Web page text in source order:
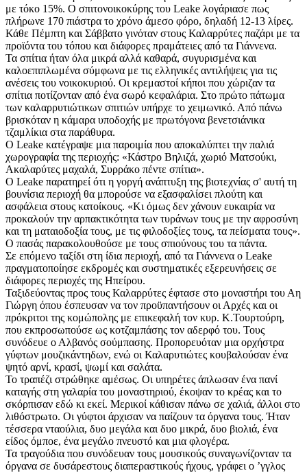
με τόκο 15%. Ο σπιτονοικοκύρης του Leake λογάριασε πως
πλήρωνε 170 πιάστρα το χρόνο άμεσο φόρο, δηλαδή 12-13 λίρες.
Κάθε Πέμπτη και Σάββατο γινόταν στους Καλαρρύτες παζάρι με τα
προϊόντα του τόπου και διάφορες πραμάτειες από τα Γιάννενα.
Τα σπίτια ήταν όλα μικρά αλλά καθαρά, συγυρισμένα και
καλοεπιπλωμένα σύμφωνα με τις ελληνικές αντιλήψεις για τις
ανέσεις του νοικοκυριού. Οι κρεμαστοί κήποι που χώριζαν τα
σπίτια ποτίζονταν από ένα σωρό κεφαλάρια. Στο πρώτο πάτωμα
των καλαρρυτιώτικων σπιτιών υπήρχε το χειμωνικό. Από πάνω
βρισκόταν η κάμαρα υποδοχής με πρωτόγονα βενετσιάνικα
τζαμλίκια στα παράθυρα.
Ο Leake κατέγραψε μια παροιμία που αποκαλύπτει την παλιά
χωρογραφία της περιοχής: «Κάστρο Βηλιζά, χωριό Ματσούκι,
Ακαλαρύτες μαχαλά, Συρράκο πέντε σπίτια».
Ο Leake παρατηρεί ότι η γοργή ανάπτυξη της βιοτεχνίας σ' αυτή τη
βουνίσια περιοχή θα μπορούσε να εξασφαλίσει πλούτη και
ασφάλεια στους κατοίκους. «Κι όμως δεν χάνουν ευκαιρία να
προκαλούν την αρπακτικότητα των τυράνων τους με την αφροσύνη
και τη ματαιοδοξία τους, με τις φιλοδοξίες τους, τα πείσματα τους».
Ο πασάς παρακολουθούσε με τους σπιούνους του τα πάντα.
Σε επόμενο ταξίδι στη ίδια περιοχή, από τα Γιάννενα ο Leake
πραγματοποίησε εκδρομές και συστηματικές εξερευνήσεις σε
διάφορες περιοχές της Ηπείρου.
Ταξιδεύοντας προς τους Καλαρρύτες έφτασε στο μοναστήρι του Αη
Γιώργη όπου έσπευσαν να τον προϋπαντήσουν οι Αρχές και οι
πρόκριτοι της κομώπολης με επικεφαλή τον κυρ. Κ.Τουρτούρη,
που εκπροσωπούσε ως κοτζαμπάσης τον αδερφό του. Τους
συνόδευε ο Αλβανός σούμπασης. Προπορευόταν μια ορχήστρα
γύφτων μουζικάντηδων, ενώ οι Καλαρυτιώτες κουβαλούσαν ένα
ψητό αρνί, κρασί, ψωμί και σαλάτα.
Το τραπέζι στρώθηκε αμέσως. Οι υπηρέτες άπλωσαν ένα πανί
καταγής στη γαλαρία του μοναστηριού, έκοψαν το κρέας και το
σκόρπισαν εδώ κι εκεί. Μερικοί κάθισαν πάνω σε χαλιά, άλλοι στο
λιθόστρωτο. Οι γύφτοι άρχισαν να παίζουν τα όργανα τους. Ήταν
τέσσερα νταούλια, δυο μεγάλα και δυο μικρά, δυο βιολιά, ένα
είδος όμποε, ένα μεγάλο πνευστό και μια φλογέρα.
Τα τραγούδια που συνόδευαν τους μουσικούς συναγωνίζονταν τα
όργανα σε δυσάρεστους διαπεραστικούς ήχους, γράφει ο ’γγλος